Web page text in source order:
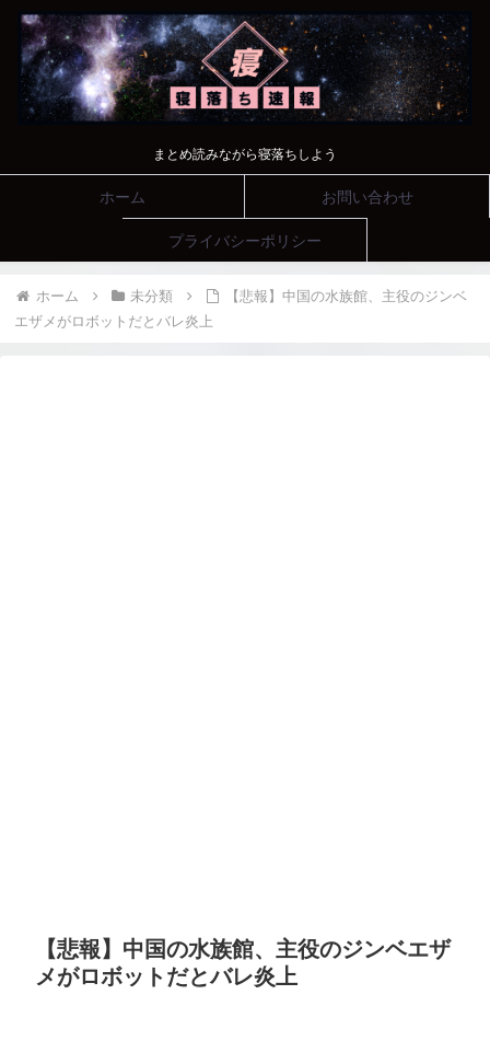
まとめ読みながら寝落ちしよう
ホーム お問い合わせ
プライバシーポリシー
ホーム 未分類
【悲報】中国の水族館、主役のジンベ
エザメがロボットだとバレ炎上
【悲報】中国の水族館、主役のジンベエザ
メがロボットだとバレ炎上